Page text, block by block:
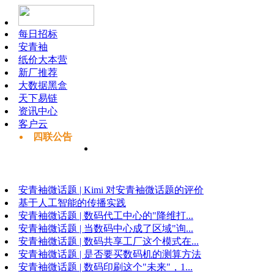
每日招标
安青袖
纸价大本营
新厂推荐
大数据黑盒
天下易链
资讯中心
客户云
四联公告
安青袖微话题 | Kimi 对安青袖微话题的评价
基于人工智能的传播实践
安青袖微话题 | 数码代工中心的"降维打...
安青袖微话题 | 当数码中心成了区域"询...
安青袖微话题 | 数码共享工厂这个模式在...
安青袖微话题 | 是否要买数码机的测算方法
安青袖微话题 | 数码印刷这个"未来"，1...